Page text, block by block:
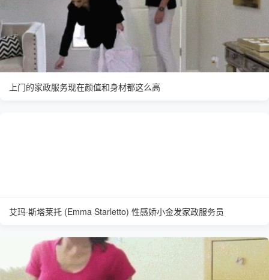
上门的家政服务现在颜值和身材都这么高
艾玛·斯塔莱托 (Emma Starletto) 性感娇小金发家政服务员